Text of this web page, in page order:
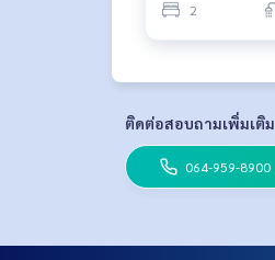
2
ติดต่อสอบถามเพิ่มเติม
064-959-8900